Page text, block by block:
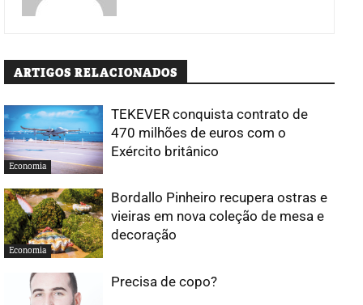
ARTIGOS RELACIONADOS
Economia
TEKEVER conquista contrato de
470 milhões de euros com o
Exército britânico
Economia
Bordallo Pinheiro recupera ostras e
vieiras em nova coleção de mesa e
decoração
Precisa de copo?